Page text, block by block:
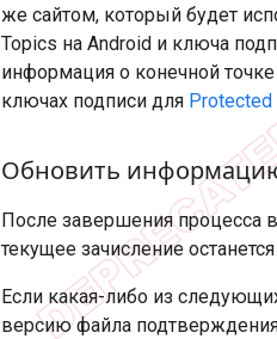
же сайтом, который будет
Topics на Android и ключа
информация о конечной
ключах подписи для
Обновить
После завершения процесса
текущее зачисление
Если какая-либо из
версию файла